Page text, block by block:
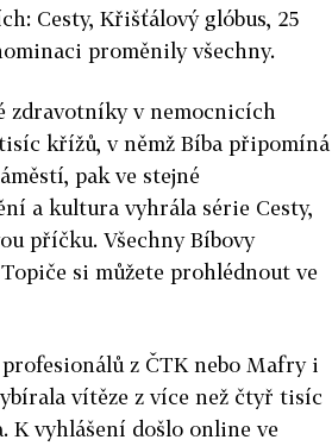
Cesty, Křišťálový glóbus, 25
proměnily všechny.
zdravotníky v nemocnicích
křížů, v němž Bíba připomíná
pak ve stejné
a kultura vyhrála série Cesty,
příčku. Všechny Bíbovy
si můžete prohlédnout ve
z ČTK nebo Mafry i
vítěze z více než čtyř tisíc
K vyhlášení došlo online ve